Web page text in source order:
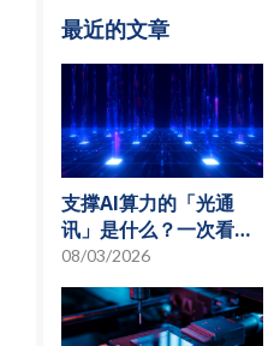
最近的文章
支撑AI算力的「光通
讯」是什么？一次看懂
硅光子与光通讯模组发
展趋势
08/03/2026